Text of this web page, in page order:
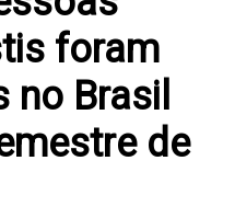
foram
Brasil
de